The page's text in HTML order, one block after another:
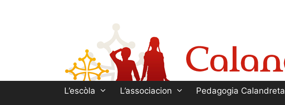
L’escòla L’associacion Pedagogia Calandreta